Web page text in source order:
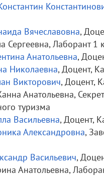
Вячеславовна,
Сергеевна, Лаборант 1
Анатольевна,
Николаевна, Доцент,
Викторович, Доцент,
Анатольевна,
туризма
Васильевна, Доцент,
Александровна,
Васильевич,
Анатольевна,